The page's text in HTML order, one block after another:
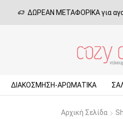
ΔΩΡΕΑΝ ΜΕΤΑΦΟΡΙΚΑ για
ΔΙΑΚΟΣΜΗΣΗ-ΑΡΩΜΑΤΙΚΑ
Αρχική Σελίδα